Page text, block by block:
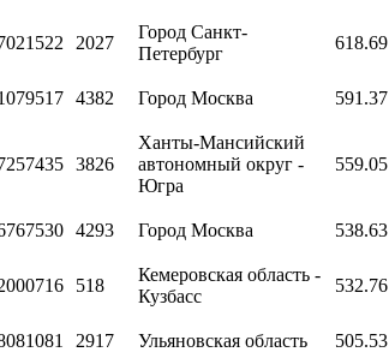
2027
Город Санкт-
Петербург
618.69
4382 Город Москва 591.37
3826
Ханты-Мансийский
автономный округ -
Югра
559.05
4293 Город Москва 538.63
518
Кемеровская область -
Кузбасс
532.76
2917 Ульяновская область 505.53